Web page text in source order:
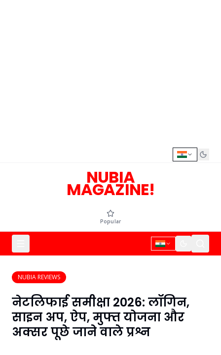
NUBIA
MAGAZINE!
Popular
NUBIA REVIEWS
नेटलिफाई समीक्षा 2026: लॉगिन,
साइन अप, ऐप, मुफ्त योजना और
अक्सर पूछे जाने वाले प्रश्न